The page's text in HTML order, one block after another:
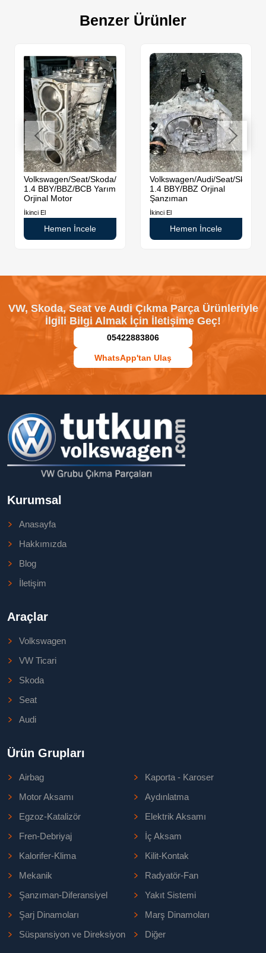
Benzer Ürünler
Volkswagen/Seat/Skoda/Audi
1.4 BBY/BBZ/BCB Yarım
Orjinal Motor
İkinci El
Hemen İncele
Volkswagen/Audi/Seat/Skoda
1.4 BBY/BBZ Orjinal
Şanzıman
İkinci El
Hemen İncele
VW, Skoda, Seat ve Audi Çıkma Parça Ürünleriyle
İlgili Bilgi Almak İçin İletişime Geç!
05422883806
WhatsApp'tan Ulaş
Kurumsal
Anasayfa
Hakkımızda
Blog
İletişim
Araçlar
Volkswagen
VW Ticari
Skoda
Seat
Audi
Ürün Grupları
Airbag
Kaporta - Karoser
Motor Aksamı
Aydınlatma
Egzoz-Katalizör
Elektrik Aksamı
Fren-Debriyaj
İç Aksam
Kalorifer-Klima
Kilit-Kontak
Mekanik
Radyatör-Fan
Şanzıman-Diferansiyel
Yakıt Sistemi
Şarj Dinamoları
Marş Dinamoları
Süspansiyon ve Direksiyon
Diğer